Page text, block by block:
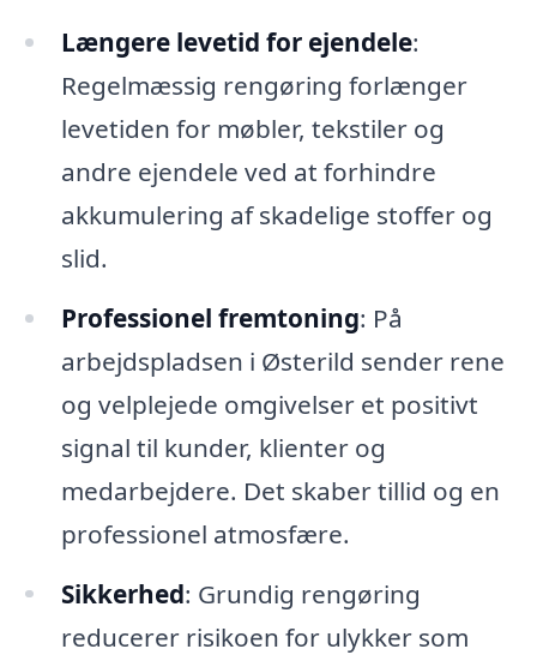
Længere levetid for ejendele:
Regelmæssig rengøring forlænger
levetiden for møbler, tekstiler og
andre ejendele ved at forhindre
akkumulering af skadelige stoffer og
slid.
Professionel fremtoning: På
arbejdspladsen i Østerild sender rene
og velplejede omgivelser et positivt
signal til kunder, klienter og
medarbejdere. Det skaber tillid og en
professionel atmosfære.
Sikkerhed: Grundig rengøring
reducerer risikoen for ulykker som